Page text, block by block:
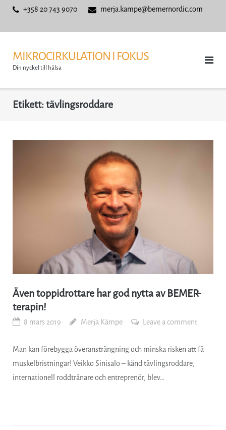
+358 20 743 9070 merja.kampe@bemernordic.com
MIKROCIRKULATION I FOKUS
Din nyckel till hälsa
Etikett:tävlingsroddare
Även toppidrottare har god nytta av BEMER-
terapin!
8 mars 2019 Merja Kämpe Leave a comment
Man kan förebygga överansträngning och minska risken att få
muskelbristningar! Veikko Sinisalo – känd tävlingsroddare,
internationell roddtränare och entreprenör, blev…